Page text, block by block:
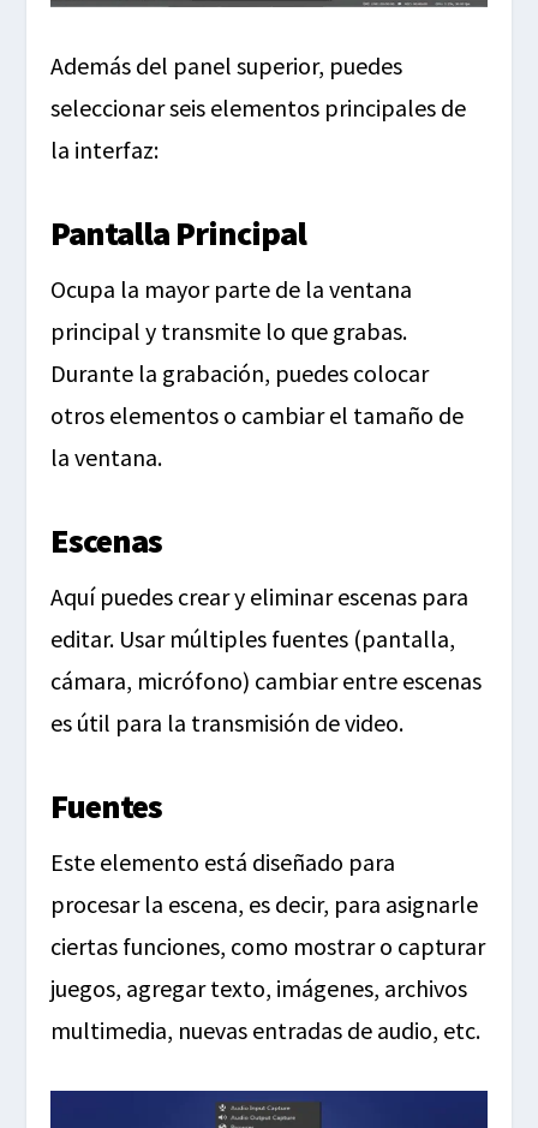
Además del panel superior, puedes
seleccionar seis elementos principales de
la interfaz:
Pantalla Principal
Ocupa la mayor parte de la ventana
principal y transmite lo que grabas.
Durante la grabación, puedes colocar
otros elementos o cambiar el tamaño de
la ventana.
Escenas
Aquí puedes crear y eliminar escenas para
editar. Usar múltiples fuentes (pantalla,
cámara, micrófono) cambiar entre escenas
es útil para la transmisión de video.
Fuentes
Este elemento está diseñado para
procesar la escena, es decir, para asignarle
ciertas funciones, como mostrar o capturar
juegos, agregar texto, imágenes, archivos
multimedia, nuevas entradas de audio, etc.